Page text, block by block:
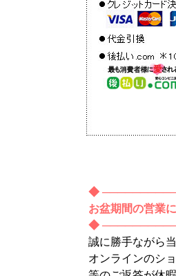
◆
お盆期間の営業
◆
誠に勝手ながら
オンラインのシ